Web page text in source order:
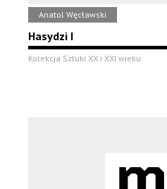
Anatol Węcławski
Hasydzi I
Kolekcja Sztuki XX i XXI wieku